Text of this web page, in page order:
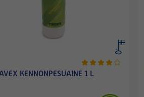
KENNONPESUAINE 1 L